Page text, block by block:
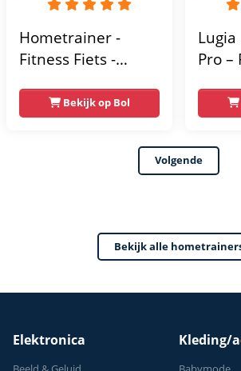
Hometrainer -
Fitness Fiets -
Vliegwiel -
Hartslagmeter -
Incl App - Extreem
Bekijk op Bol
Pro –
Volgende
Bekijk alle
Elektronica Kleding/